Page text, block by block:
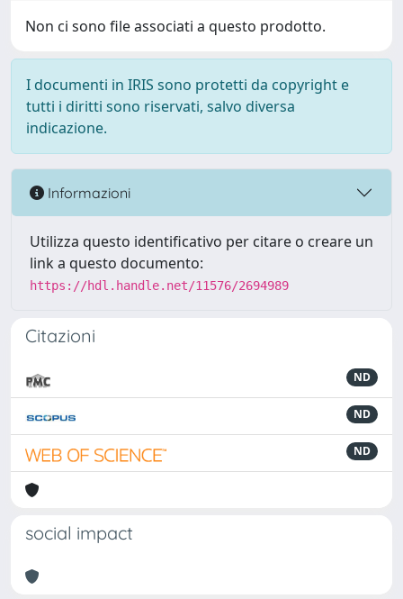
Non ci sono file associati a questo prodotto.
I documenti in IRIS sono protetti da copyright e
tutti i diritti sono riservati, salvo diversa
indicazione.
Informazioni
Utilizza questo identificativo per citare o creare un
link a questo documento:
https://hdl.handle.net/11576/2694989
Citazioni
ND
ND
ND
social impact